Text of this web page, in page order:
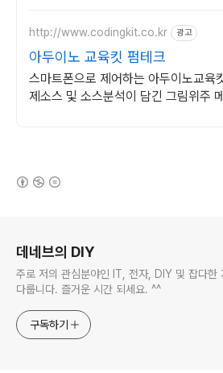
http://www.codingkit.co.kr 광고
아두이노 교육킷 펌테크
스마트폰으로 제어하는 아두이노교육
제소스 및 소스분석이 담긴 그림위주
데네브의 DIY
주로 저의 관심분야인 IT, 전자, DIY 및 잡다한
다룹니다. 즐거운 시간 되세요. ^^
구독하기